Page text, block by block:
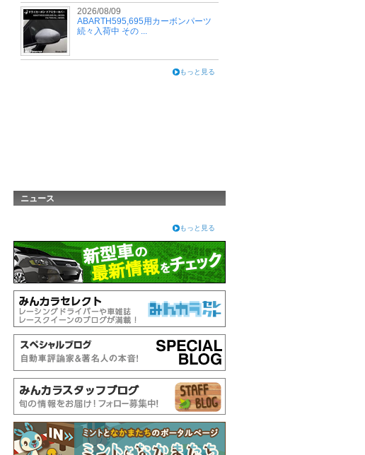
2026/08/09
ABARTH595,695用カーボンパーツ
続々入荷中 その ...
もっと見る
ニュース
もっと見る